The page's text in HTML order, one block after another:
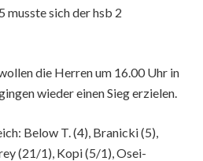
musste sich der hsb 2
die Herren um 16.00 Uhr in
wieder einen Sieg erzielen.
Below T. (4), Branicki (5),
(21/1), Kopi (5/1), Osei-